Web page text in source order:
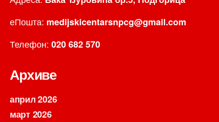
еПошта: medijskicentarsnpcg@gmail.com
Телефон: 020 682 570
Архиве
април 2026
март 2026